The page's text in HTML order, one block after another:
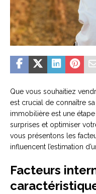
Que vous souhaitiez
est crucial de connaître sa
immobilière est une
surprises et optimiser
vous présentons les
influencent l’estimation
Facteurs